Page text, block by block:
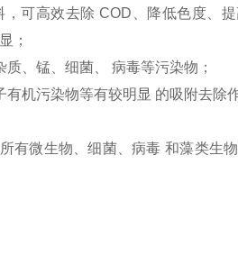
可高效去除 COD、降低色度、
；
、锰、细菌、 病毒等污染物；
机污染物等有较明显 的吸附去除
微生物、细菌、病毒 和藻类生